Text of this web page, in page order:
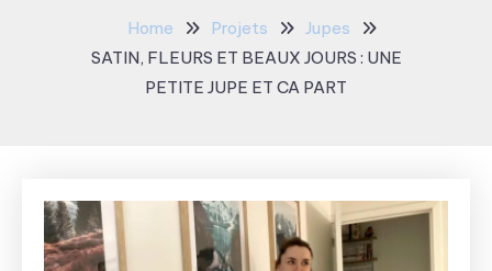
Home Projets
Jupes
SATIN, FLEURS ET BEAUX JOURS : UNE
PETITE JUPE ET CA PART